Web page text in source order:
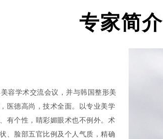
专家简介
容学术交流会议，并与韩国整形美
医德高尚，技术全面。以专业美学
有个性，睛彩媚眼术也不例外。术
、脸部五官比例及个人气质，精确